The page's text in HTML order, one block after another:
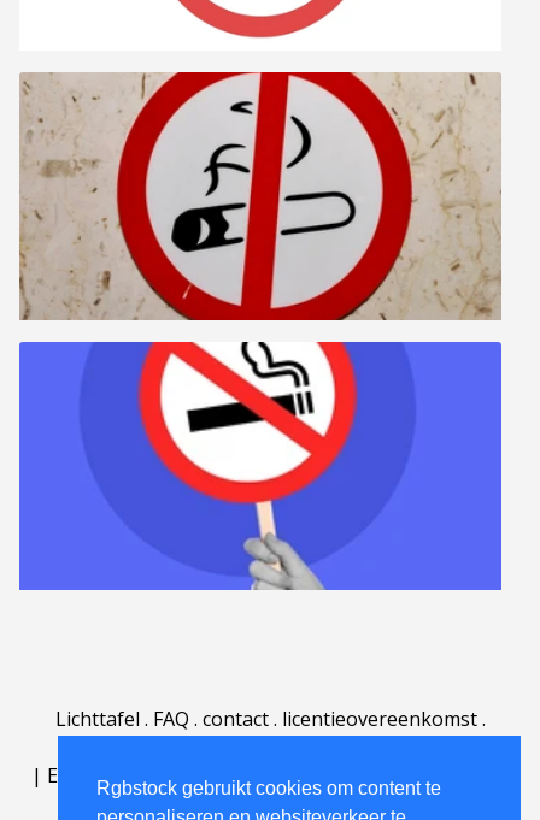
Rgbstock gebruikt cookies om content te
Lichttafel . FAQ . contact. licentieovereenkomst.
| English | Deutsch Español | Português
Nederlands|